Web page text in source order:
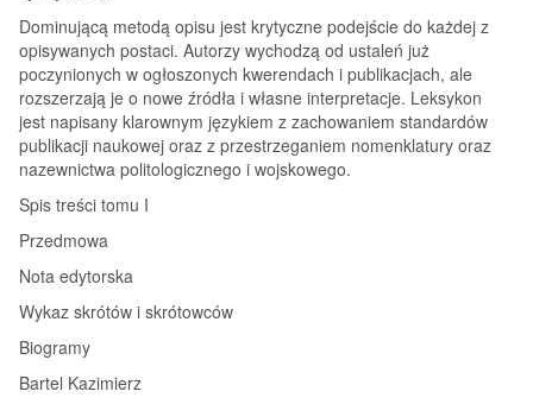
Dominującą metodą opisu jest krytyczne podejście do każdej z
opisywanych postaci. Autorzy wychodzą od ustaleń już
poczynionych w ogłoszonych kwerendach i publikacjach, ale
rozszerzają je o nowe źródła i własne interpretacje. Leksykon
jest napisany klarownym językiem z zachowaniem standardów
publikacji naukowej oraz z przestrzeganiem nomenklatury oraz
nazewnictwa politologicznego i wojskowego.
Spis treści tomu I
Przedmowa
Nota edytorska
Wykaz skrótów i skrótowców
Biogramy
Bartel Kazimierz